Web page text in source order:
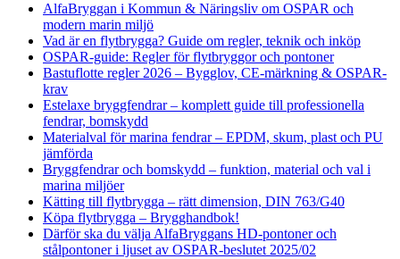
AlfaBryggan i Kommun & Näringsliv om OSPAR och
modern marin miljö
Vad är en flytbrygga? Guide om regler, teknik och inköp
OSPAR-guide: Regler för flytbryggor och pontoner
Bastuflotte regler 2026 – Bygglov, CE-märkning & OSPAR-
krav
Estelaxe bryggfendrar – komplett guide till professionella
fendrar, bomskydd
Materialval för marina fendrar – EPDM, skum, plast och PU
jämförda
Bryggfendrar och bomskydd – funktion, material och val i
marina miljöer
Kätting till flytbrygga – rätt dimension, DIN 763/G40
Köpa flytbrygga – Brygghandbok!
Därför ska du välja AlfaBryggans HD-pontoner och
stålpontoner i ljuset av OSPAR-beslutet 2025/02